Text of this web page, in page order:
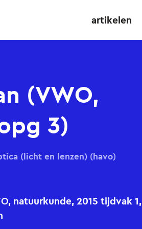
artikelen
(VWO,
3)
(licht en lenzen) (havo)
natuurkunde, 2015 tijdvak 1,